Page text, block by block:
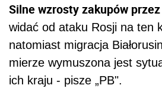
Silne wzrosty zakupów
widać od ataku Rosji na ten
natomiast migracja
mierze wymuszona jest
ich kraju - pisze „PB".